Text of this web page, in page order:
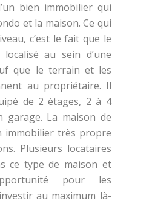
bien immobilier qui
et la maison. Ce qui
c’est le fait que le
au sein d’une
que le terrain et les
au propriétaire. Il
de 2 étages, 2 à 4
garage. La maison de
immobilier très propre
Plusieurs locataires
ce type de maison et
pour les
au maximum là-